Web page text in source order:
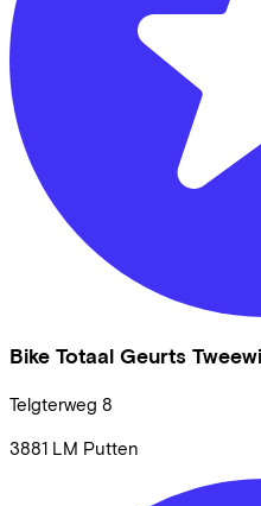
Bike Totaal Geurts
Telgterweg 8
3881 LM Putten